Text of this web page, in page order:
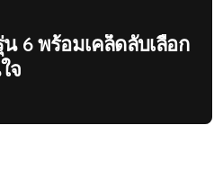
น 6 พร้อมเคล็ดลับเลือก
จ